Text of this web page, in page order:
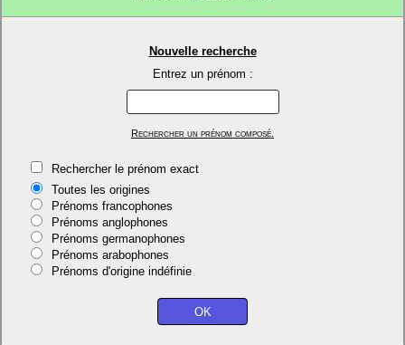
Nouvelle recherche
Entrez un prénom :
Rechercher un prénom composé.
Rechercher le prénom exact
Toutes les origines
Prénoms francophones
Prénoms anglophones
Prénoms germanophones
Prénoms arabophones
Prénoms d'origine indéfinie